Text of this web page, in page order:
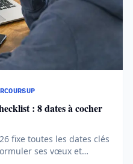
: 8 dates à cocher
fixe toutes les dates clés
ses vœux et